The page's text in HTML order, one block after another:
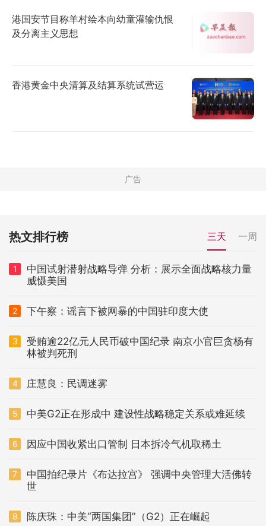
港国安节目称羊村绘本向幼童灌输仇恨
及分离主义思想
香港黄金中央清算及结算系统试营运
热文排行榜 三天 一周
1
中国试射潜射战略导弹 分析：展示全面战略核力量
威慑美国
2 下午察：谣言下被网暴的中国驻印度大使
3
受贿逾22亿元人民币破中国纪录 南京小官巨贪杨有
林被判死刑
4 庄慧良：民调迷雾
5 中美G2正在形成中 建设性战略稳定关系或难延续
6 因应中国收紧出口管制 日本拆冷气机取稀土
7
中国拍纪录片《布达拉宫》 强调中央管理大活佛转
世
8 陈庆珠：中美“两国集团”（G2）正在崛起